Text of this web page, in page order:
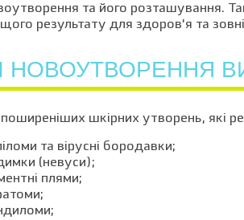
та його розташування.
результату для здоров’я та
НОВОУТВОРЕННЯ
шкірних утворень, які
та вірусні бородавки;
(невуси);
плями;